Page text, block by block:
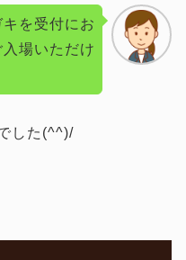
を受付にお
場いただけ
した(^^)/